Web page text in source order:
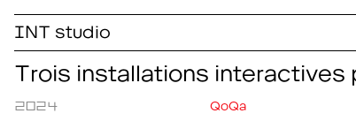
INT studio
Trois installations interactives
2024 QoQa